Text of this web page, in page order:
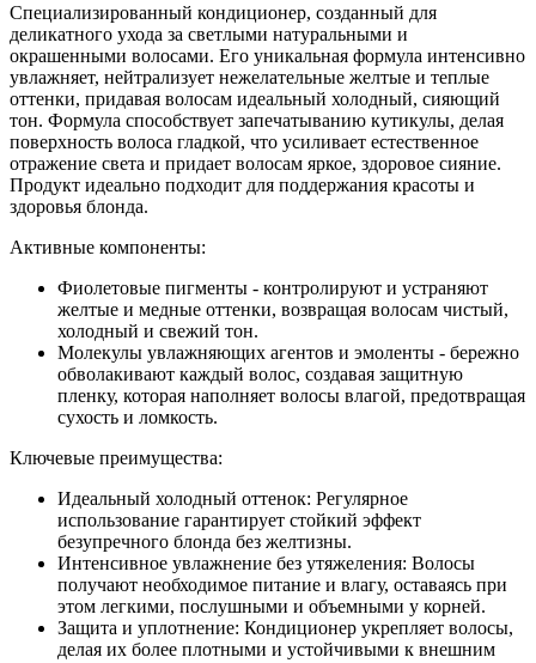
Специализированный кондиционер, созданный для
деликатного ухода за светлыми натуральными и
окрашенными волосами. Его уникальная формула интенсивно
увлажняет, нейтрализует нежелательные желтые и теплые
оттенки, придавая волосам идеальный холодный, сияющий
тон. Формула способствует запечатыванию кутикулы, делая
поверхность волоса гладкой, что усиливает естественное
отражение света и придает волосам яркое, здоровое сияние.
Продукт идеально подходит для поддержания красоты и
здоровья блонда.
Активные компоненты:
Фиолетовые пигменты - контролируют и устраняют
желтые и медные оттенки, возвращая волосам чистый,
холодный и свежий тон.
Молекулы увлажняющих агентов и эмоленты - бережно
обволакивают каждый волос, создавая защитную
пленку, которая наполняет волосы влагой, предотвращая
сухость и ломкость.
Ключевые преимущества:
Идеальный холодный оттенок: Регулярное
использование гарантирует стойкий эффект
безупречного блонда без желтизны.
Интенсивное увлажнение без утяжеления: Волосы
получают необходимое питание и влагу, оставаясь при
этом легкими, послушными и объемными у корней.
Защита и уплотнение: Кондиционер укрепляет волосы,
делая их более плотными и устойчивыми к внешним